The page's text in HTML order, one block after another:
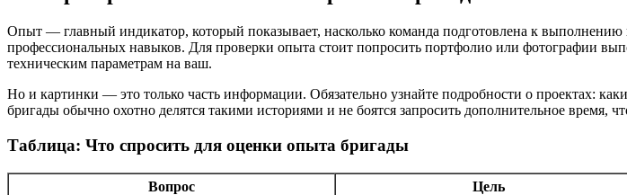
Опыт — главный индикатор, который показывает, насколько команда подготовлена к
профессиональных навыков. Для проверки опыта стоит попросить портфолио или фотографии
техническим параметрам на ваш.
Но и картинки — это только часть информации. Обязательно узнайте подробности о проектах:
бригады обычно охотно делятся такими историями и не боятся запросить дополнительное время,
Таблица: Что спросить для оценки опыта бригады
Вопрос Цель